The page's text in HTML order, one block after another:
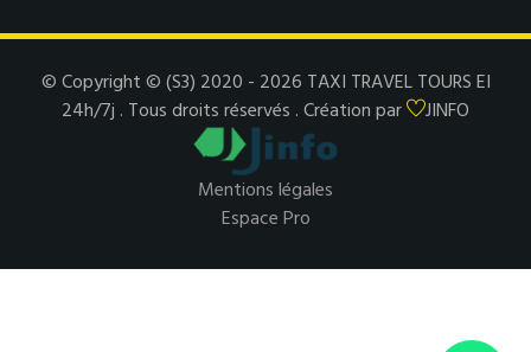
© Copyright © (S3) 2020 - 2026 TAXI TRAVEL TOURS EI
24h/7j . Tous droits réservés . Création par
JINFO
Mentions légales
Espace Pro